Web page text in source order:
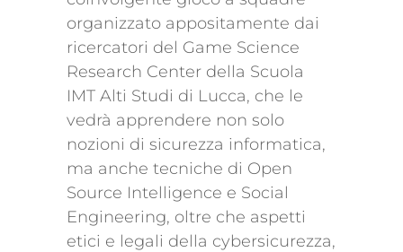
organizzato appositamente dai
ricercatori del Game Science
Research Center della Scuola
IMT Alti Studi di Lucca, che le
vedrà apprendere non solo
nozioni di sicurezza informatica,
ma anche tecniche di Open
Source Intelligence e Social
Engineering, oltre che aspetti
etici e legali della cybersicurezza,